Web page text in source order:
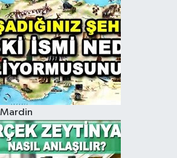
Mardin